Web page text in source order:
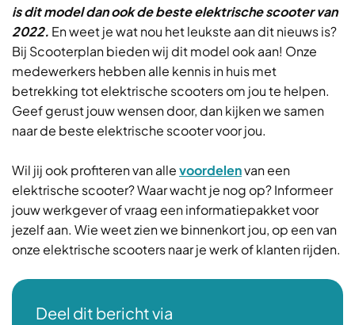
is dit model dan ook de beste elektrische scooter van
2022. En weet je wat nou het leukste aan dit nieuws is?
Bij Scooterplan bieden wij dit model ook aan! Onze
medewerkers hebben alle kennis in huis met
betrekking tot elektrische scooters om jou te helpen.
Geef gerust jouw wensen door, dan kijken we samen
naar de beste elektrische scooter voor jou.
Wil jij ook profiteren van allevoordelenvan een
elektrische scooter? Waar wacht je nog op? Informeer
jouw werkgever of vraag een informatiepakket voor
jezelf aan. Wie weet zien we binnenkort jou, op een van
onze elektrische scooters naar je werk of klanten rijden.
Deel dit bericht via